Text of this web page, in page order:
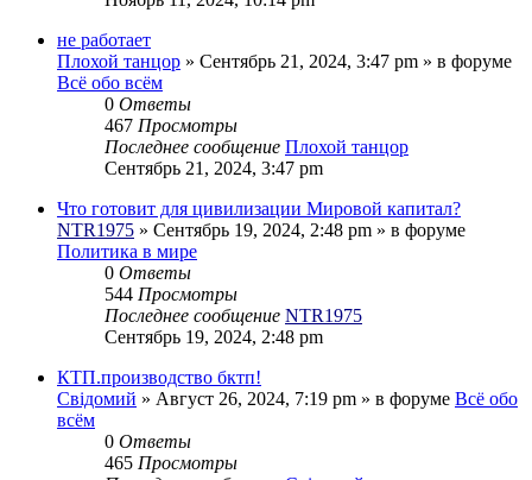
не работает
Плохой танцор » Сентябрь 21, 2024, 3:47 pm » в форуме
Всё обо всём
0 Ответы
467 Просмотры
Последнее сообщение Плохой танцор
Сентябрь 21, 2024, 3:47 pm
Что готовит для цивилизации Мировой капитал?
NTR1975 » Сентябрь 19, 2024, 2:48 pm » в форуме
Политика в мире
0 Ответы
544 Просмотры
Последнее сообщение NTR1975
Сентябрь 19, 2024, 2:48 pm
КТП.производство бктп!
Свідомий » Август 26, 2024, 7:19 pm » в форуме Всё обо
всём
0 Ответы
465 Просмотры